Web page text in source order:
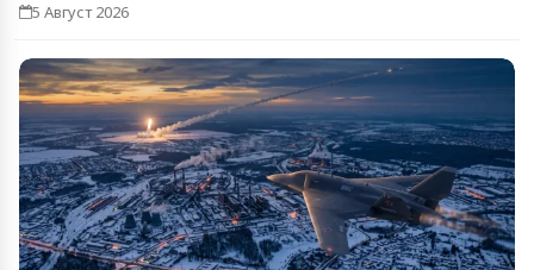
5 Август 2026